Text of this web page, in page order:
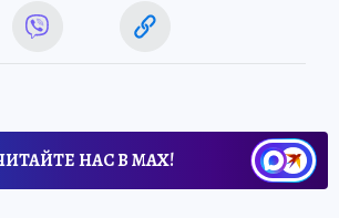
НАС В МАХ!